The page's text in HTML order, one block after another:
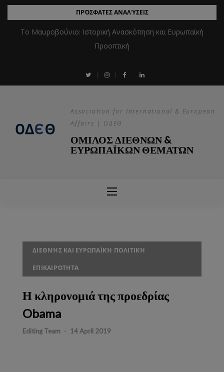
ΠΡΌΣΦΑΤΕΣ ΑΝΑΛΎΣΕΙΣ
Το Μαυροβούνιο: Ιστορική Ανασκόπηση και Ευρωπαϊκή
Προοπτική
Association for International & European
Affairs | ΟΔΕΘ
ΟΜΙΛΟΣ ΔΙΕΘΝΩΝ &
ΕΥΡΩΠΑΪΚΩΝ ΘΕΜΑΤΩΝ
ΔΙΕΘΝΉΣ ΚΑΙ ΕΥΡΩΠΑΪΚΉ ΠΟΛΙΤΙΚΉ
ΕΠΙΚΑΙΡΌΤΗΤΑ
Η κληρονομιά της προεδρίας
Obama
Editing Team - 14 April 2019